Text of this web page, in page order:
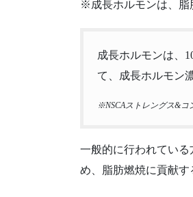
※成長ホルモンは、脂
成長ホルモンは、
て、成長ホルモン
※NSCAストレングス&コ
一般的に行われてい
め、脂肪燃焼に貢献す